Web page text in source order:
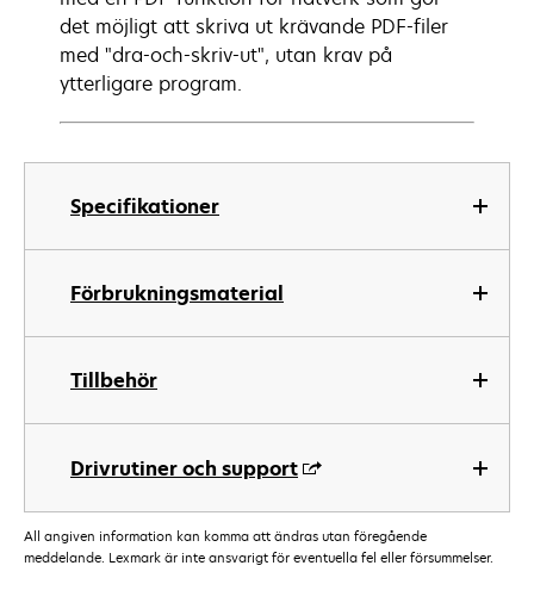
Specifikationer
Förbrukningsmaterial
Tillbehör
Drivrutiner och support
det möjligt att skriva ut krävande PDF-filer
med "dra-och-skriv-ut", utan krav på
ytterligare program.
All angiven information kan komma att ändras utan föregående
meddelande. Lexmark är inte ansvarigt för eventuella fel eller försummelser.